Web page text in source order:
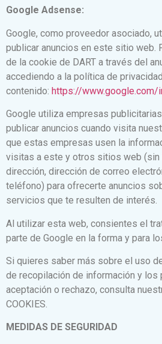
Google Adsense:
Google, como proveedor asociado,
publicar anuncios en este sitio web.
de la cookie de DART a través del
accediendo a la política de
contenido: https://
Google utiliza empresas
publicar anuncios cuando visita
que estas empresas usen la
visitas a este y otros sitios web (sin
dirección, dirección de correo
teléfono) para ofrecerte anuncios
servicios que te resulten de interés.
Al utilizar esta web, consientes el
parte de Google en la forma y para
Si quieres saber más sobre el uso
de recopilación de información y los
aceptación o rechazo, consulta
COOKIES.
MEDIDAS DE SEGURIDAD